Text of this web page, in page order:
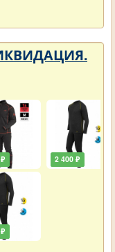
2 400 ₽